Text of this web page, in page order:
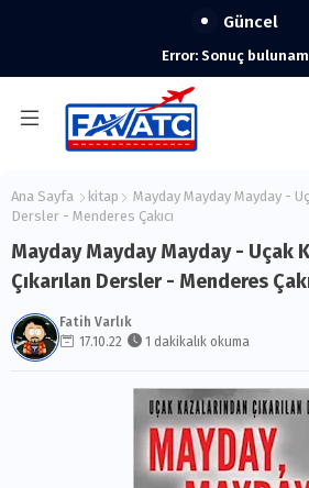
Güncel
Error: Sonuç
Ana Sayfa kitap
Mayday Mayday Mayday -
Dersler - Menderes Çakıcı
Mayday Mayday Mayday - Uçak
Çıkarılan Dersler - Menderes
Fatih Varlık
17.10.22
1 dakikalık okuma